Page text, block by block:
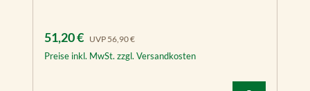
Verkaufspreis:
51,20 € UVP 56,90 €
Preise inkl. MwSt. zzgl. Versandkosten